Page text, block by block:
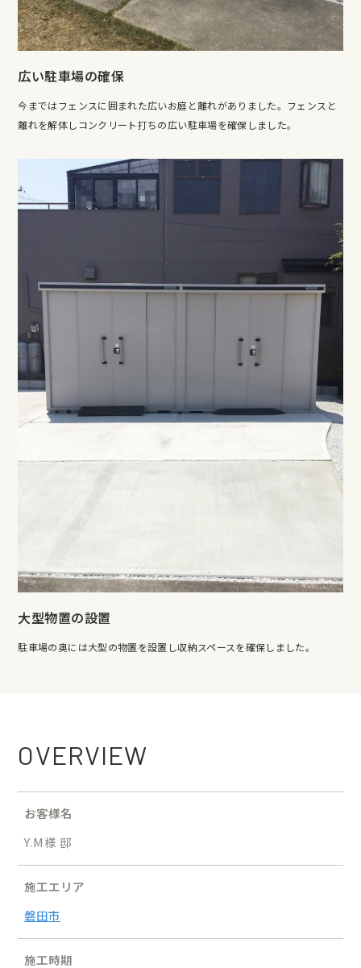
広い駐車場の確保
今まではフェンスに囲まれた広いお庭と離れがありました。フェンスと
離れを解体しコンクリート打ちの広い駐車場を確保しました。
大型物置の設置
駐車場の奥には大型の物置を設置し収納スペースを確保しました。
OVERVIEW
お客様名
Y.M様 邸
施工エリア
磐田市
施工時期